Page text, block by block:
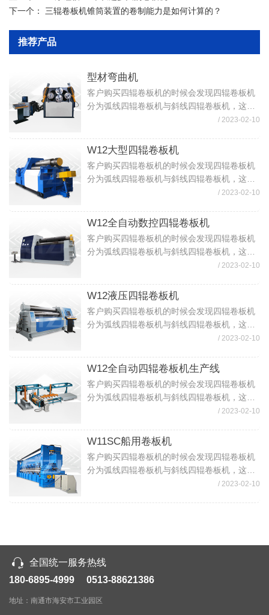
下一个： 三辊卷板机锥筒装置的卷制能力是如何计算的？
推荐产品
型材弯曲机
客户购买四辊卷板机的时候会发现四辊卷板机
分为弧线四辊卷板机与斜线四辊卷板机，这个
时候客户就比较难选择了，那弧线四辊卷板机
下面我就来说说两种四辊卷板机区别（1）R...
/ 2023-02-10
W12大型四辊卷板机
客户购买四辊卷板机的时候会发现四辊卷板机
分为弧线四辊卷板机与斜线四辊卷板机，这个
时候客户就比较难选择了，那弧线四辊卷板机
下面我就来说说两种四辊卷板机区别（1）R...
/ 2023-02-10
W12全自动数控四辊卷板机
客户购买四辊卷板机的时候会发现四辊卷板机
分为弧线四辊卷板机与斜线四辊卷板机，这个
时候客户就比较难选择了，那弧线四辊卷板机
下面我就来说说两种四辊卷板机区别（1）R...
/ 2023-02-10
W12液压四辊卷板机
客户购买四辊卷板机的时候会发现四辊卷板机
分为弧线四辊卷板机与斜线四辊卷板机，这个
时候客户就比较难选择了，那弧线四辊卷板机
下面我就来说说两种四辊卷板机区别（1）R...
/ 2023-02-10
W12全自动四辊卷板机生产线
客户购买四辊卷板机的时候会发现四辊卷板机
分为弧线四辊卷板机与斜线四辊卷板机，这个
时候客户就比较难选择了，那弧线四辊卷板机
下面我就来说说两种四辊卷板机区别（1）R...
/ 2023-02-10
W11SC船用卷板机
客户购买四辊卷板机的时候会发现四辊卷板机
分为弧线四辊卷板机与斜线四辊卷板机，这个
时候客户就比较难选择了，那弧线四辊卷板机
/ 2023-02-10
全国统一服务热线
180-6895-4999 0513-88621386
地址：南通市海安市工业园区